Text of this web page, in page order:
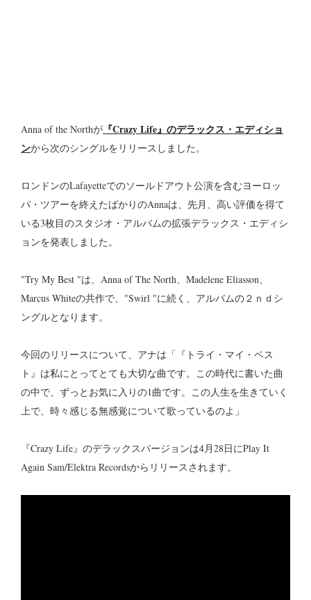
Anna of the Northが 『Crazy Life』のデラックス・エディショ
ンから次のシングルをリリースしました。
ロンドンのLafayetteでのソールドアウト公演を含むヨーロッ
パ・ツアーを終えたばかりのAnnaは、先月、高い評価を得て
いる3枚目のスタジオ・アルバムの拡張デラックス・エディシ
ョンを発表しました。
"Try My Best "は、Anna of The North、Madelene Eliasson、
Marcus Whiteの共作で、"Swirl "に続く、アルバムの２ｎｄシ
ングルとなります。
今回のリリースについて、アナは「『トライ・マイ・ベス
ト』は私にとってとても大切な曲です。この時代に書いた曲
の中で、ずっとお気に入りの1曲です。この人生を生きていく
上で、時々感じる無感覚について歌っているのよ」
『Crazy Life』のデラックスバージョンは4月28日にPlay It
Again Sam/Elektra Recordsからリリースされます。